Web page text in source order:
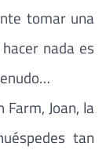
tomar una
nada es
Joan, la
tan